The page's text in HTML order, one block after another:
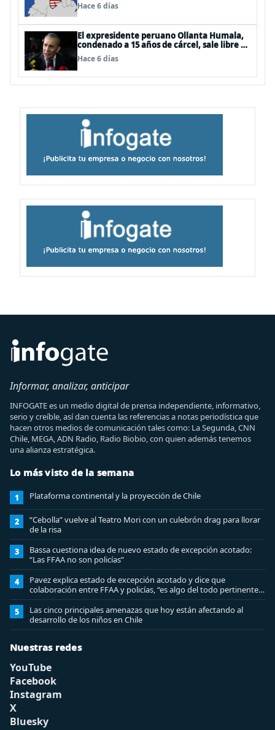
Hace 6 días
El expresidente peruano Ollanta Humala,
condenado a 15 años de cárcel, sale libre al
anularse su caso
Hace 6 días
Informar, analizar, anticipar
INFOGATE es un medio digital de prensa independiente, informativo,
serio y creíble, así dan cuenta las referencias a notas periodística que
hacen otros medios de comunicación tales como: La Segunda, CNN
Chile, MEGA, ADN Radio, Radio Biobio, con quien además tenemos
una alianza estratégica.
Lo más visto de la semana
1 Plataforma continental y la proyección de Chile
2
“Cebolla” vuelve al Teatro Mori con un culebrón drag para llorar
de la risa
3
Bassa cuestiona idea de nuevo estado de excepción acotado:
“Las FFAA no son policías”
4
Pavez explica estado de excepción acotado y dice que
colaboración entre FFAA y policías, “es algo del todo pertinente
analizar”
5
Las cinco principales amenazas que hoy están afectando al
desarrollo de los niños en Chile
Nuestras redes
YouTube
Facebook
Instagram
X
Bluesky